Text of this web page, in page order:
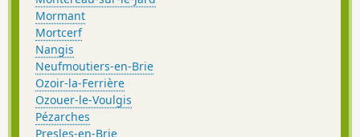
Mormant
Mortcerf
Nangis
Neufmoutiers-en-Brie
Ozoir-la-Ferrière
Ozouer-le-Voulgis
Pézarches
Presles-en-Brie